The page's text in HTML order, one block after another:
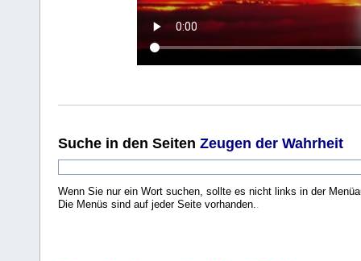
Suche in den Seiten Zeugen der Wahrheit
Wenn Sie nur ein Wort suchen, sollte es nicht links in der
Die Menüs sind auf jeder Seite vorhanden..